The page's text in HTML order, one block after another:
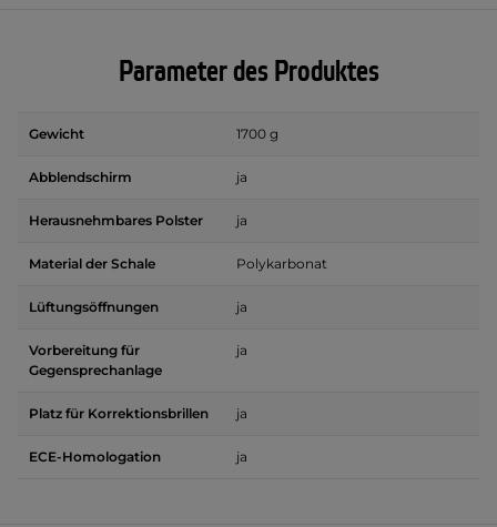
Parameter des Produktes
Gewicht 1700 g
Abblendschirm ja
Herausnehmbares Polster ja
Material der Schale Polykarbonat
Lüftungsöffnungen ja
Vorbereitung für
Gegensprechanlage
ja
Platz für Korrektionsbrillen ja
ECE-Homologation ja